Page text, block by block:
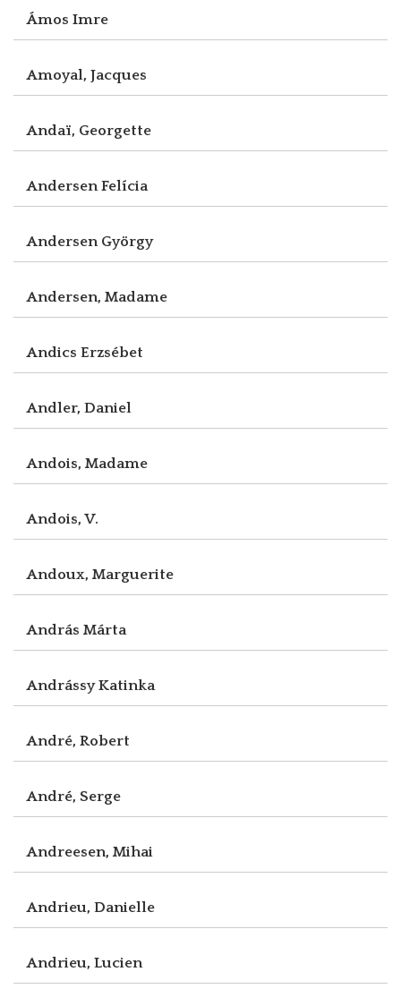
Ámos Imre
Amoyal, Jacques
Andaï, Georgette
Andersen Felícia
Andersen György
Andersen, Madame
Andics Erzsébet
Andler, Daniel
Andois, Madame
Andois, V.
Andoux, Marguerite
András Márta
Andrássy Katinka
André, Robert
André, Serge
Andreesen, Mihai
Andrieu, Danielle
Andrieu, Lucien